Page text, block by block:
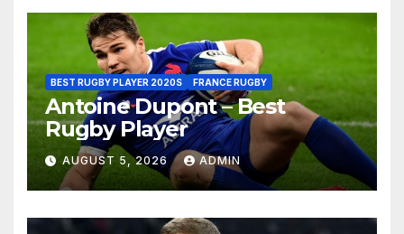
BEST RUGBY PLAYER 2020S FRANCE RUGBY
Antoine Dupont – Best
Rugby Player
AUGUST 5, 2026 ADMIN